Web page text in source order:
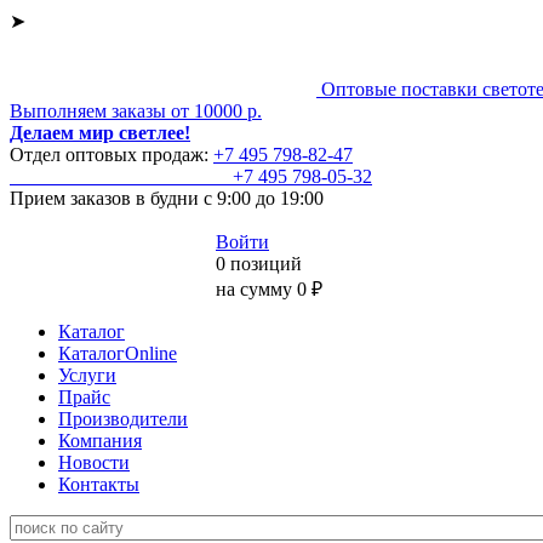
➤
Оптовые поставки
Выполняем заказы от 10000 р.
Делаем мир светлее!
Отдел оптовых продаж: +7 495 798-82-47
+7 495 798-05-32
Прием заказов в будни с 9:00 до 19:00
Войти
0 позиций
на сумму 0 ₽
Каталог
КаталогOnline
Услуги
Прайс
Производители
Компания
Новости
Контакты